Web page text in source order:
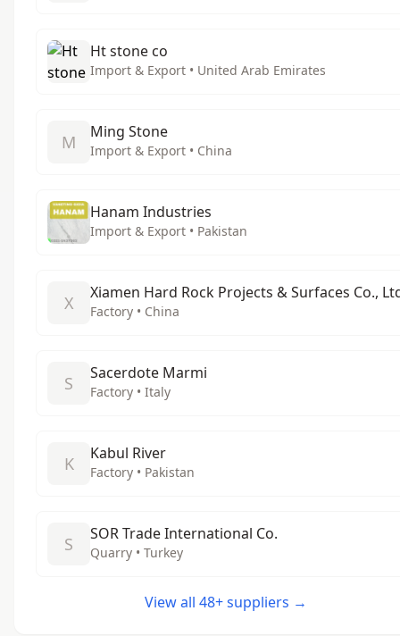
Ht stone co
Import & Export • United Arab Emirates
M Ming Stone
Import & Export • China
Hanam Industries
Import & Export • Pakistan
X Xiamen Hard Rock Projects & Surfaces Co.,
Factory • China
S Sacerdote Marmi
Factory • Italy
K Kabul River
Factory • Pakistan
S SOR Trade International Co.
Quarry • Turkey
View all 48+ suppliers →